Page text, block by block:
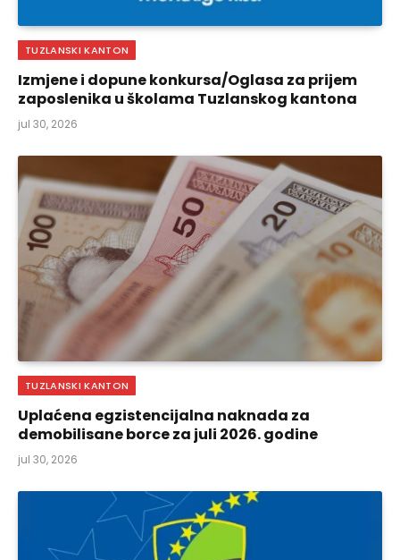
TUZLANSKI KANTON
Izmjene i dopune konkursa/Oglasa za prijem
zaposlenika u školama Tuzlanskog kantona
jul 30, 2026
TUZLANSKI KANTON
Uplaćena egzistencijalna naknada za
demobilisane borce za juli 2026. godine
jul 30, 2026